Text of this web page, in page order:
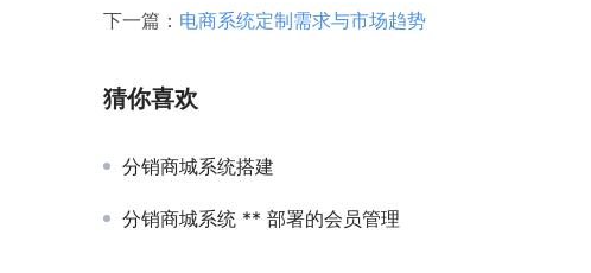
下一篇： 电商系统定制需求与市场趋势
猜你喜欢
分销商城系统搭建
分销商城系统 ** 部署的会员管理